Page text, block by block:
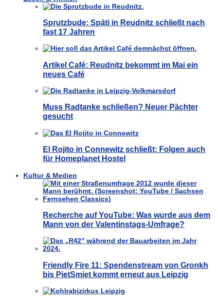
Sprutzbude: Späti in Reudnitz schließt nach
fast 17 Jahren
Artikel Café: Reudnitz bekommt im Mai ein
neues Café
Muss Radtanke schließen? Neuer Pächter
gesucht
El Rojito in Connewitz schließt: Folgen auch
für Homeplanet Hostel
Kultur & Medien
Recherche auf YouTube: Was wurde aus dem
Mann von der Valentinstags-Umfrage?
Friendly Fire 11: Spendenstream von Gronkh
bis PietSmiet kommt erneut aus Leipzig